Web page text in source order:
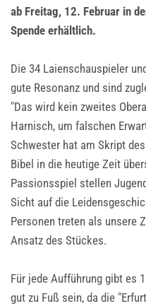
ab Freitag, 12. Februar in
Spende erhältlich.
Die 34 Laienschauspieler
gute Resonanz und sind
"Das wird kein zweites
Harnisch, um falschen
Schwester hat am Skript
Bibel in die heutige Zeit
Passionsspiel stellen
Sicht auf die
Personen treten als unsere
Ansatz des Stückes.
Für jede Aufführung gibt es
gut zu Fuß sein, da die